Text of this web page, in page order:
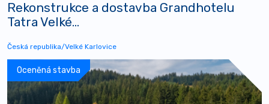
Rekonstrukce a dostavba Grandhotelu
Tatra Velké...
Česká republika/Velké Karlovice
Oceněná stavba